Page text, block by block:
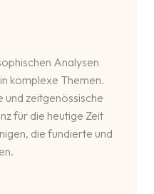
Analysen
komplexe Themen.
und zeitgenössische
für die heutige Zeit
die fundierte und